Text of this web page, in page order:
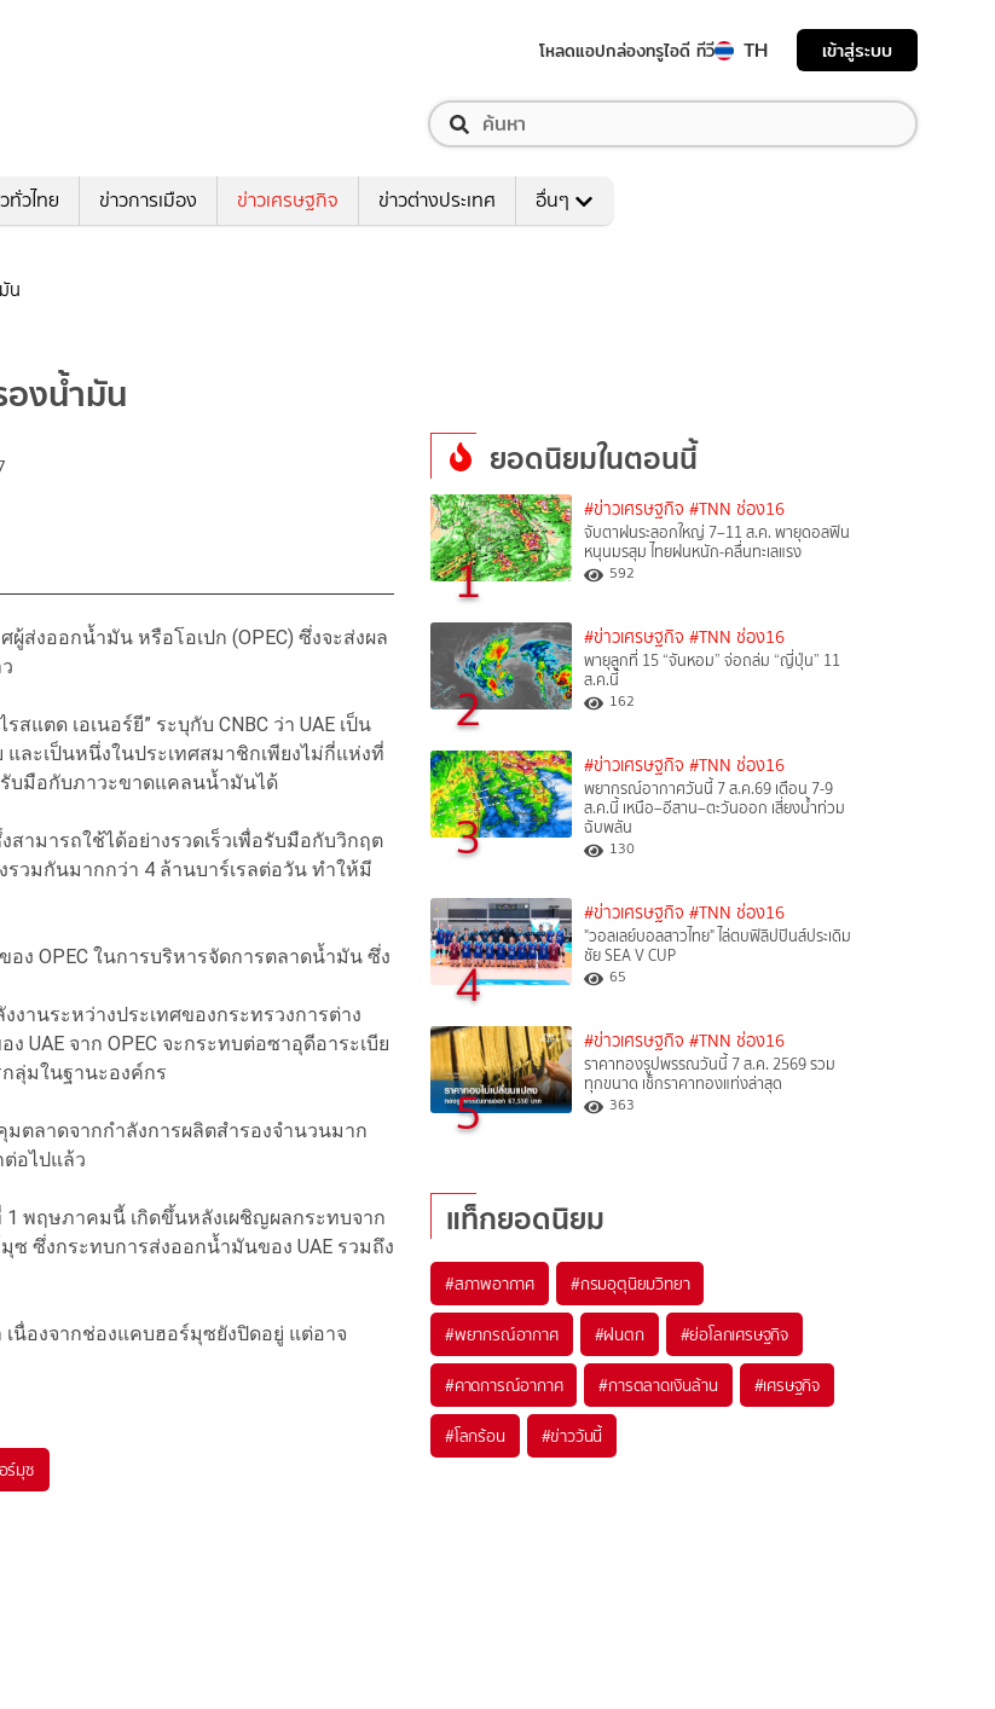
โหลดแอปกล่องทรูไอดี ทีวี TH เข้าสู่ระบบ
ทั่วไทย ข่าวการเมือง ข่าวเศรษฐกิจ ข่าวต่างประเทศ อื่นๆ
น
องน้ำมัน
ส่งออกน้ำมัน หรือโอเปก (OPEC) ซึ่งจะส่งผล
แตด เอเนอร์ยี” ระบุกับ CNBC ว่า UAE เป็น
ละเป็นหนึ่งในประเทศสมาชิกเพียงไม่กี่แห่งที่
บมือกับภาวะขาดแคลนน้ำมันได้
ามารถใช้ได้อย่างรวดเร็วเพื่อรับมือกับวิกฤต
รวมกันมากกว่า 4 ล้านบาร์เรลต่อวัน ทำให้มี
ง OPEC ในการบริหารจัดการตลาดน้ำมัน ซึ่ง
งานระหว่างประเทศของกระทรวงการต่าง
UAE จาก OPEC จะกระทบต่อซาอุดีอาระเบีย
ลุ่มในฐานะองค์กร
ตลาดจากกำลังการผลิตสำรองจำนวนมาก
ต่อไปแล้ว
1 พฤษภาคมนี้ เกิดขึ้นหลังเผชิญผลกระทบจาก
ซึ่งกระทบการส่งออกน้ำมันของ UAE รวมถึง
นื่องจากช่องแคบฮอร์มุซยังปิดอยู่ แต่อาจ
ร์มุซ
ยอดนิยมในตอนนี้
1
#ข่าวเศรษฐกิจ #TNN ช่อง16
จับตาฝนระลอกใหญ่ 7–11 ส.ค. พายุดอลฟิน
หนุนมรสุม ไทยฝนหนัก-คลื่นทะเลแรง
592
2
#ข่าวเศรษฐกิจ #TNN ช่อง16
พายุลูกที่ 15 “จันหอม” จ่อถล่ม “ญี่ปุ่น” 11
ส.ค.นี้
162
3
#ข่าวเศรษฐกิจ #TNN ช่อง16
พยากรณ์อากาศวันนี้ 7 ส.ค.69 เตือน 7-9
ส.ค.นี้ เหนือ–อีสาน–ตะวันออก เสี่ยงน้ำท่วม
ฉับพลัน
130
4
#ข่าวเศรษฐกิจ #TNN ช่อง16
"วอลเลย์บอลสาวไทย" ไล่ตบฟิลิปปินส์ประเดิม
ชัย SEA V CUP
65
5
#ข่าวเศรษฐกิจ #TNN ช่อง16
ราคาทองรูปพรรณวันนี้ 7 ส.ค. 2569 รวม
ทุกขนาด เช็กราคาทองแท่งล่าสุด
363
แท็กยอดนิยม
#สภาพอากาศ #กรมอุตุนิยมวิทยา
#พยากรณ์อากาศ #ฝนตก #ย่อโลกเศรษฐกิจ
#คาดการณ์อากาศ #การตลาดเงินล้าน #เศรษฐกิจ
#โลกร้อน #ข่าววันนี้